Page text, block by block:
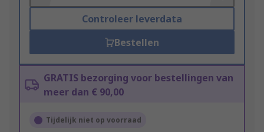
Controleer leverdata
Bestellen
GRATIS bezorging voor bestellingen van
meer dan € 90,00
Tijdelijk niet op voorraad